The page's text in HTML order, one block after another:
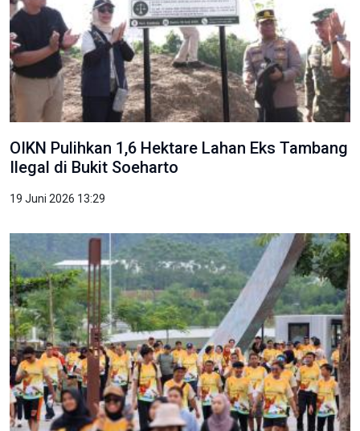
OIKN Pulihkan 1,6 Hektare Lahan Eks Tambang
Ilegal di Bukit Soeharto
19 Juni 2026 13:29